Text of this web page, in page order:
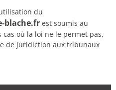
du
blache.fr est soumis au
où la loi ne le permet pas,
de juridiction aux tribunaux